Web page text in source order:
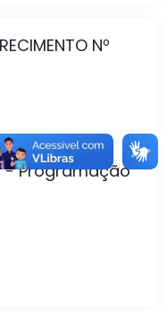
Nº
- Programação